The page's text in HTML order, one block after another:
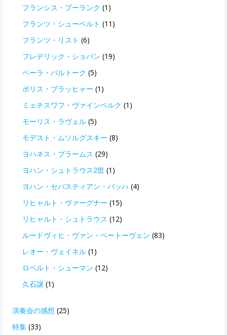
フランシス・プーランク (1)
フランツ・シューベルト (11)
フランツ・リスト (6)
フレデリック・ショパン (19)
ベーラ・バルトーク (5)
ボリス・ブラッヒャー (1)
ミェチスワフ・ヴァインベルク (1)
モーリス・ラヴェル (5)
モデスト・ムソルグスキー (8)
ヨハネス・ブラームス (29)
ヨハン・シュトラウス2世 (1)
ヨハン・セバスティアン・バッハ (4)
リヒャルト・ヴァーグナー (15)
リヒャルト・シュトラウス (12)
ルードヴィヒ・ヴァン・ベートーヴェン (83)
レオー・ヴェイネル (1)
ロベルト・シューマン (12)
久石譲 (1)
演奏会の感想 (25)
特集 (33)